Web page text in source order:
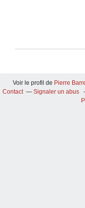
Voir le profil de Pierre
Contact
Signaler un abus